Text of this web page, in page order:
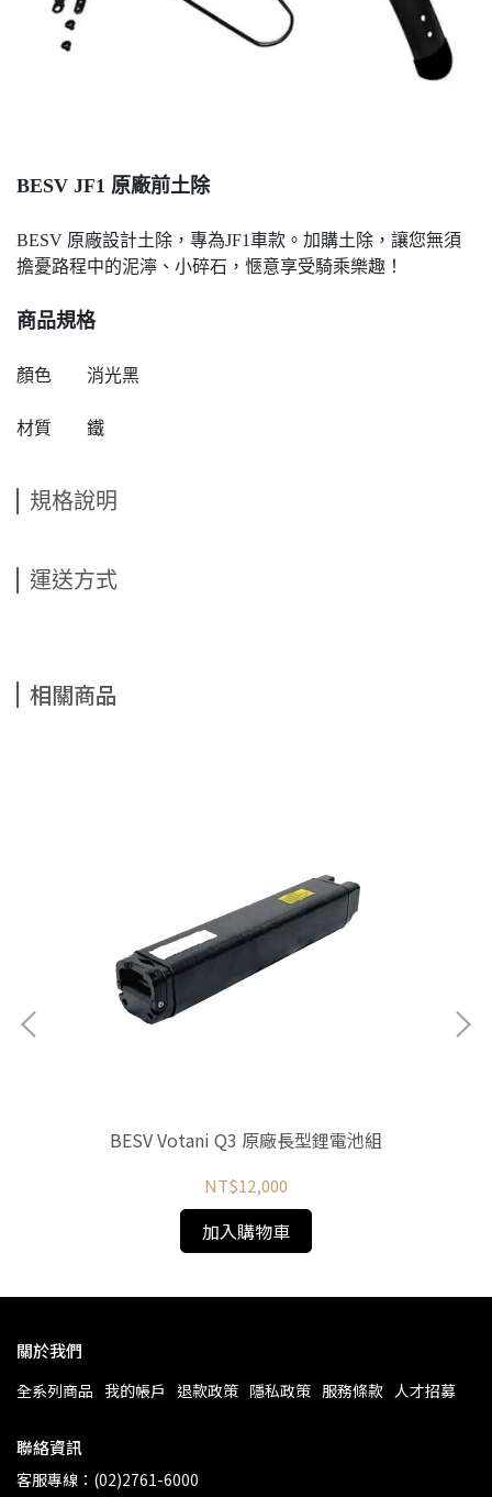
BESV JF1 原廠前土除
BESV 原廠設計土除，專為JF1車款。加購土除，讓您無須
擔憂路程中的泥濘、小碎石，愜意享受騎乘樂趣！
商品規格
顏色 消光黑
材質 鐵
規格說明
運送方式
相關商品
BESV Votani Q3 原廠長型鋰電池組
NT$12,000
加入購物車
關於我們
全系列商品 我的帳戶 退款政策 隱私政策 服務條款 人才招募
聯絡資訊
客服專線：(02)2761-6000